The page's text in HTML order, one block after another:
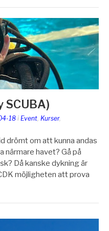
SCUBA)
18 i Event Kurser,
drömt om att kunna andas
närmare havet? Gå på
Då kanske dykning är
möjligheten att prova